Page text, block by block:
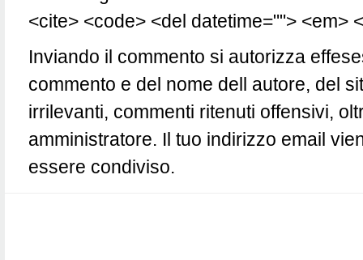
<cite> <code> <del datetime=""> <em>
Inviando il commento si autorizza
commento e del nome dell autore, del
irrilevanti, commenti ritenuti offensivi,
amministratore. Il tuo indirizzo email
essere condiviso.